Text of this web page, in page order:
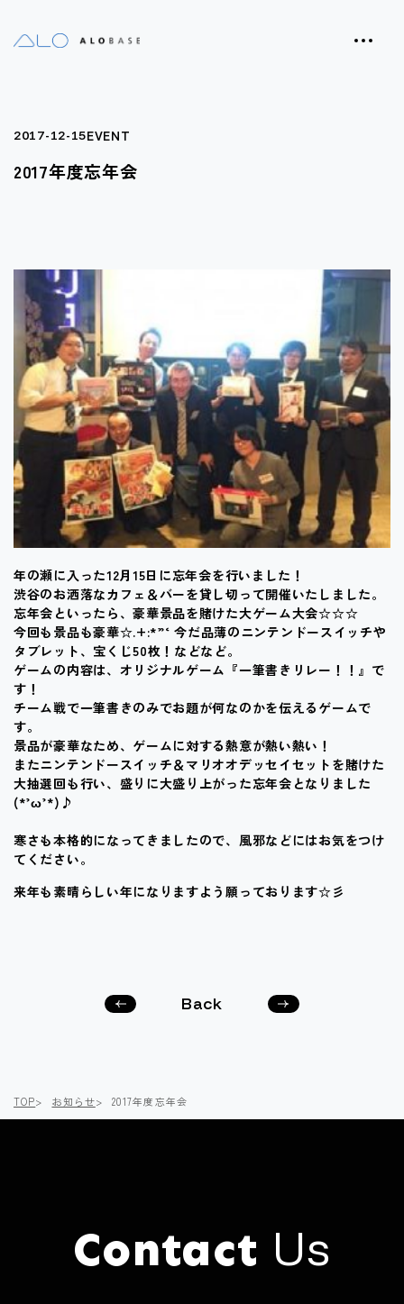
2017-12-15EVENT
2017年度忘年会
年の瀬に入った12月15日に忘年会を行いました！
渋谷のお洒落なカフェ＆バーを貸し切って開催いたしました。
忘年会といったら、豪華景品を賭けた大ゲーム大会☆☆☆
今回も景品も豪華☆.+:*”‘ 今だ品薄のニンテンドースイッチや
タブレット、宝くじ50枚！などなど。
ゲームの内容は、オリジナルゲーム『一筆書きリレー！！』で
す！
チーム戦で一筆書きのみでお題が何なのかを伝えるゲームで
す。
景品が豪華なため、ゲームに対する熱意が熱い熱い！
またニンテンドースイッチ＆マリオオデッセイセットを賭けた
大抽選回も行い、盛りに大盛り上がった忘年会となりました
(*’ω’*)♪
寒さも本格的になってきましたので、風邪などにはお気をつけ
てください。
来年も素晴らしい年になりますよう願っております☆彡
次の
Back
前の
TOP お知らせ 2017年度忘年会
Contact Us